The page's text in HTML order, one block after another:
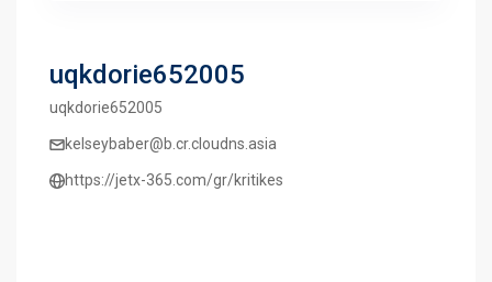
uqkdorie652005
uqkdorie652005
kelseybaber@b.cr.cloudns.asia
https://jetx-365.com/gr/kritikes